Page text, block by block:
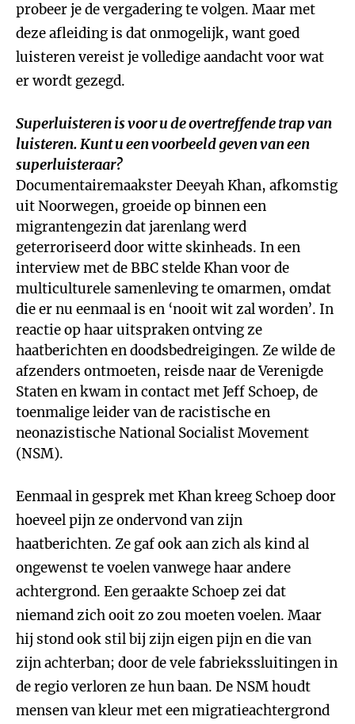
probeer je de vergadering te volgen. Maar met
deze afleiding is dat onmogelijk, want goed
luisteren vereist je volledige aandacht voor wat
er wordt gezegd.
Superluisteren is voor u de overtreffende trap van
luisteren. Kunt u een voorbeeld geven van een
superluisteraar?
Documentairemaakster Deeyah Khan, afkomstig
uit Noorwegen, groeide op binnen een
migrantengezin dat jarenlang werd
geterroriseerd door witte skinheads. In een
interview met de BBC stelde Khan voor de
multiculturele samenleving te omarmen, omdat
die er nu eenmaal is en ‘nooit wit zal worden’. In
reactie op haar uitspraken ontving ze
haatberichten en doodsbedreigingen. Ze wilde de
afzenders ontmoeten, reisde naar de Verenigde
Staten en kwam in contact met Jeff Schoep, de
toenmalige leider van de racistische en
neonazistische National Socialist Movement
(NSM).
Eenmaal in gesprek met Khan kreeg Schoep door
hoeveel pijn ze ondervond van zijn
haatberichten. Ze gaf ook aan zich als kind al
ongewenst te voelen vanwege haar andere
achtergrond. Een geraakte Schoep zei dat
niemand zich ooit zo zou moeten voelen. Maar
hij stond ook stil bij zijn eigen pijn en die van
zijn achterban; door de vele fabriekssluitingen in
de regio verloren ze hun baan. De NSM houdt
mensen van kleur met een migratieachtergrond